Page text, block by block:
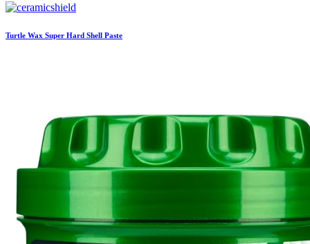
Turtle Wax Super Hard Shell Paste